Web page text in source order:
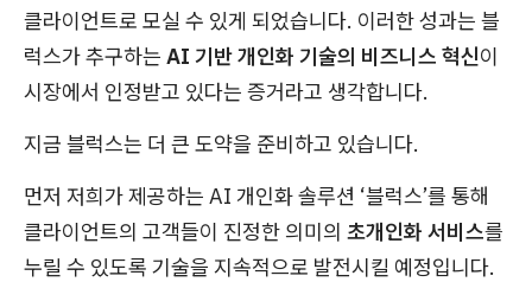
클라이언트로 모실 수 있게 되었습니다. 이러한 성과는 블
럭스가 추구하는 AI 기반 개인화 기술의 비즈니스 혁신이
시장에서 인정받고 있다는 증거라고 생각합니다.
지금 블럭스는 더 큰 도약을 준비하고 있습니다.
먼저 저희가 제공하는 AI 개인화 솔루션 ‘블럭스’를 통해
클라이언트의 고객들이 진정한 의미의 초개인화 서비스를
누릴 수 있도록 기술을 지속적으로 발전시킬 예정입니다.